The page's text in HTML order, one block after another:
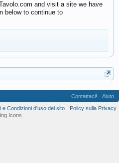
and visit a site we have
below to continue to
Contattaci!
Aiuto
e Condizioni d'uso del sito
Policy sulla Privacy
Icons